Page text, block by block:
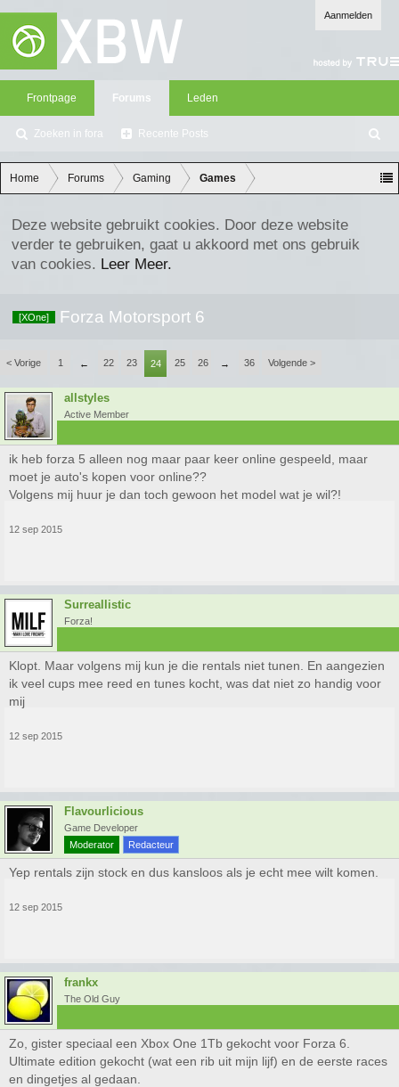
Aanmelden
Frontpage Forums
Zoeken in fora Recente Posts
Leden
oe
ke
n
Home Forums Gaming Games
Deze website gebruikt cookies. Door deze website
verder te gebruiken, gaat u akkoord met ons gebruik
van cookies. Leer Meer.
[XOne] Forza Motorsport 6
< Vorige 1 ← 22 23 24 25 26 → 36 Volgende >
allstyles
Active Member
ik heb forza 5 alleen nog maar paar keer online gespeeld, maar
moet je auto's kopen voor online??
Volgens mij huur je dan toch gewoon het model wat je wil?!
12 sep 2015
Surreallistic
Forza!
Klopt. Maar volgens mij kun je die rentals niet tunen. En aangezien
ik veel cups mee reed en tunes kocht, was dat niet zo handig voor
mij
12 sep 2015
Flavourlicious
Game Developer
Moderator
Redacteur
Yep rentals zijn stock en dus kansloos als je echt mee wilt komen.
12 sep 2015
frankx
The Old Guy
Zo, gister speciaal een Xbox One 1Tb gekocht voor Forza 6.
Ultimate edition gekocht (wat een rib uit mijn lijf) en de eerste races
en dingetjes al gedaan.